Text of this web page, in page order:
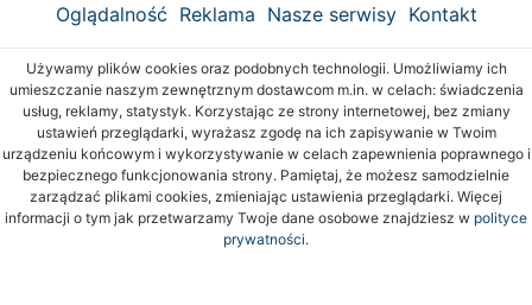
Oglądalność Reklama Nasze serwisy Kontakt
Używamy plików cookies oraz podobnych technologii. Umożliwiamy ich
umieszczanie naszym zewnętrznym dostawcom m.in. w celach: świadczenia
usług, reklamy, statystyk. Korzystając ze strony internetowej, bez zmiany
ustawień przeglądarki, wyrażasz zgodę na ich zapisywanie w Twoim
urządzeniu końcowym i wykorzystywanie w celach zapewnienia poprawnego i
bezpiecznego funkcjonowania strony. Pamiętaj, że możesz samodzielnie
zarządzać plikami cookies, zmieniając ustawienia przeglądarki. Więcej
informacji o tym jak przetwarzamy Twoje dane osobowe znajdziesz w polityce
prywatności.